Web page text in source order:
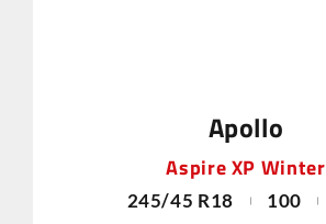
Apollo
Aspire XP Winter
245/45 R18 100